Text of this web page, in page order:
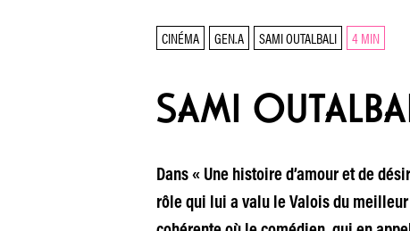
CINÉMA GEN.A SAMI OUTALBALI 4 MIN
SAMI
Dans « Une histoire d’amour et de
rôle qui lui a valu le Valois du